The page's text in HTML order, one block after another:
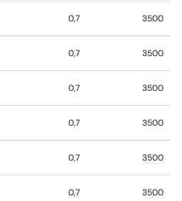
0,7 3500
0,7 3500
0,7 3500
0,7 3500
0,7 3500
0,7 3500